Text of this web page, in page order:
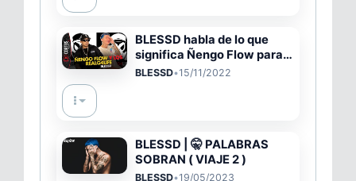
BLESSD habla de lo que
significa Ñengo Flow para
el y para Colombia 🔥🇨🇴
BLESSD•15/11/2022
BLESSD | 🤫 PALABRAS
SOBRAN ( VIAJE 2 )
BLESSD•19/05/2023